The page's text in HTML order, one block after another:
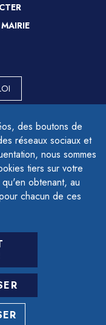
des boutons de
réseaux sociaux et
nous sommes
tiers sur votre
obtenant, au
chacun de ces
CONFORME
DES DONNÉES
E-MAIL
: